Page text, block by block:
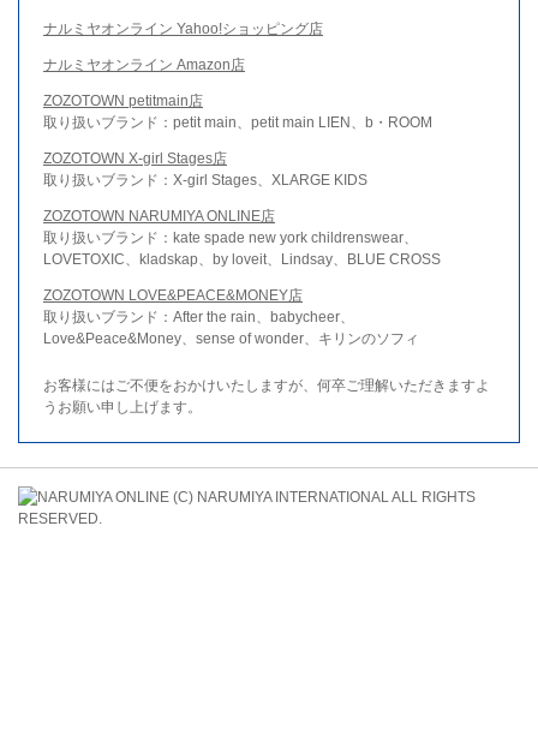
ナルミヤオンライン Yahoo!ショッピング店
ナルミヤオンライン Amazon店
ZOZOTOWN petitmain店
取り扱いブランド：petit main、petit main LIEN、b・ROOM
ZOZOTOWN X-girl Stages店
取り扱いブランド：X-girl Stages、XLARGE KIDS
ZOZOTOWN NARUMIYA ONLINE店
取り扱いブランド：kate spade new york childrenswear、
LOVETOXIC、kladskap、by loveit、Lindsay、BLUE CROSS
ZOZOTOWN LOVE&PEACE&MONEY店
取り扱いブランド：After the rain、babycheer、
Love&Peace&Money、sense of wonder、キリンのソフィ
お客様にはご不便をおかけいたしますが、何卒ご理解いただきますよ
うお願い申し上げます。